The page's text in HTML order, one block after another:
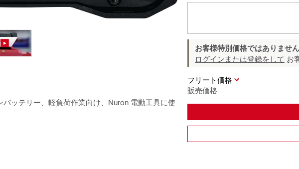
ッテリー、軽負荷作業向け、Nuron 電動工具に使
お客様特別価格ではありません
ログインまたは登録をして お
フリート価格
販売価格